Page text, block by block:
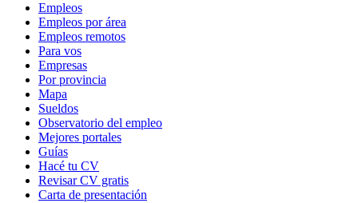
Empleos
Empleos por área
Empleos remotos
Para vos
Empresas
Por provincia
Mapa
Sueldos
Observatorio del empleo
Mejores portales
Guías
Hacé tu CV
Revisar CV gratis
Carta de presentación